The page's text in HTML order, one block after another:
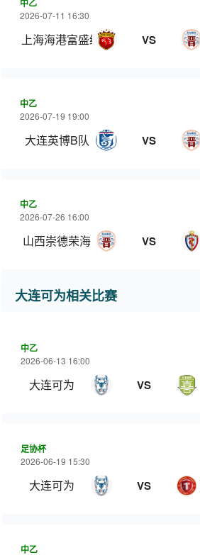
中乙
2026-07-11 16:30
上海海港富盛经开 VS
中乙
2026-07-19 19:00
大连英博B队 VS
中乙
2026-07-26 16:00
山西崇德荣海 VS
大连可为相关比赛
中乙
2026-06-13 16:00
大连可为 VS
足协杯
2026-06-19 15:30
大连可为 VS
中乙